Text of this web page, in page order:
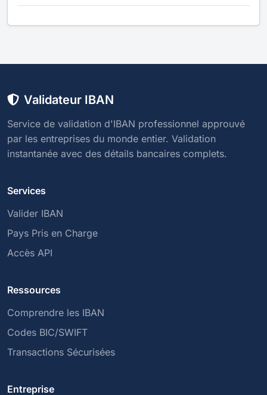
Validateur IBAN
Service de validation d'IBAN professionnel approuvé
par les entreprises du monde entier. Validation
instantanée avec des détails bancaires complets.
Services
Valider IBAN
Pays Pris en Charge
Accès API
Ressources
Comprendre les IBAN
Codes BIC/SWIFT
Transactions Sécurisées
Entreprise